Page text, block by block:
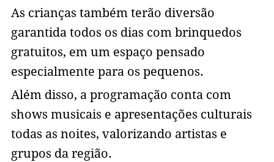
As crianças também terão diversão
garantida todos os dias com brinquedos
gratuitos, em um espaço pensado
especialmente para os pequenos.
Além disso, a programação conta com
shows musicais e apresentações culturais
todas as noites, valorizando artistas e
grupos da região.